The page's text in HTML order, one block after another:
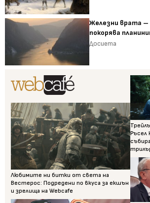
Железни врата
покорява
Досиета
Любимите ни битки от света на
Вестерос: Подредени по вкуса за екшън
и зрелища на Webcafe
Ръсел